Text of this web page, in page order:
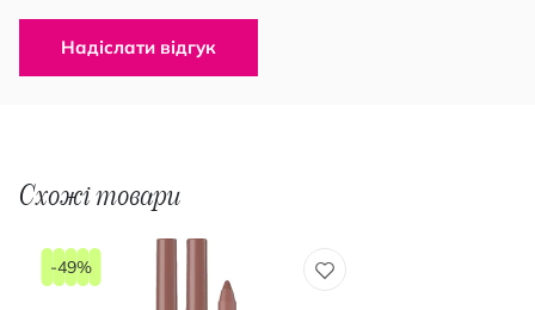
Надіслати відгук
Схожі товари
-49%